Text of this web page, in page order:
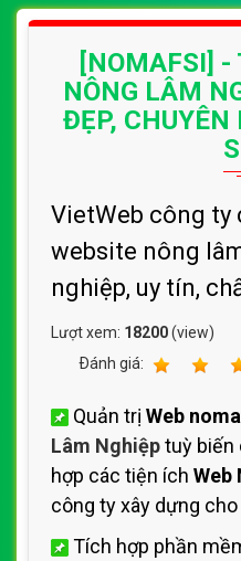
[NOMAFSI] -
NÔNG LÂM
ĐẸP, CHUYÊN
VietWeb công ty
website nông
nghiệp, uy tín,
Lượt xem: 18200(view)
Ðánh giá:
Quản trị Web
Lâm Nghiệptuỳ biến
hợp các tiện ích Web
công ty xây dựng
Tích hợp phần